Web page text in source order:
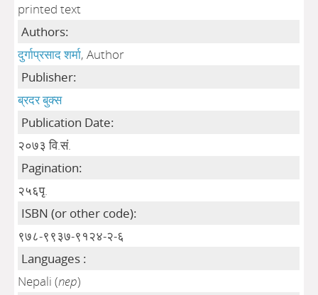
printed text
Authors:
दुर्गाप्रसाद शर्मा, Author
Publisher:
ब्रदर बुक्स
Publication Date:
२०७३ वि.सं.
Pagination:
२५६पृ.
ISBN (or other code):
९७८-९९३७-९१२४-२-६
Languages :
Nepali (nep)